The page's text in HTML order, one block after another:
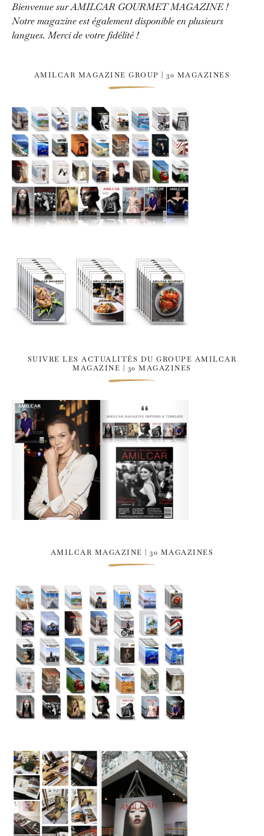
Bienvenue sur AMILCAR GOURMET MAGAZINE !
Notre magazine est également disponible en plusieurs
langues. Merci de votre fidélité !
AMILCAR MAGAZINE GROUP | 30 MAGAZINES
SUIVRE LES ACTUALITÉS DU GROUPE AMILCAR
MAGAZINE | 30 MAGAZINES
AMILCAR MAGAZINE | 30 MAGAZINES